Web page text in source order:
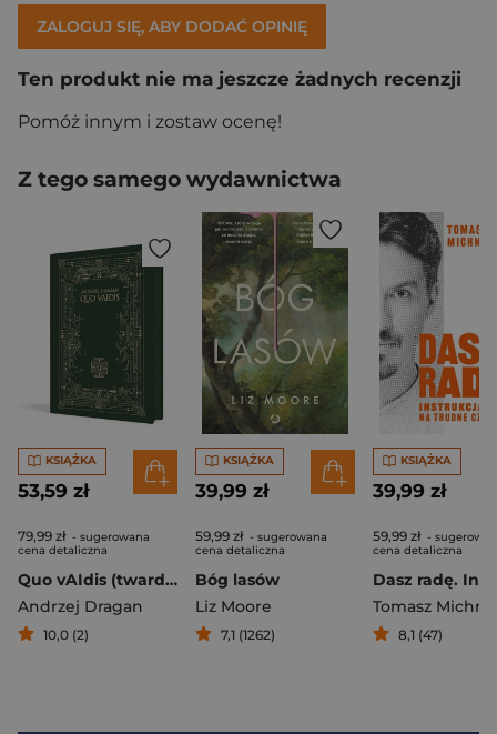
ZALOGUJ SIĘ, ABY DODAĆ OPINIĘ
Ten produkt nie ma jeszcze żadnych recenzji
Pomóż innym i zostaw ocenę!
Z tego samego wydawnictwa
KSIĄŻKA
53,59 zł
79,99 zł - sugerowana
cena detaliczna
Quo vAIdis (twarda oprawa)
Andrzej Dragan
10,0 (2)
KSIĄŻKA
39,99 zł
59,99 zł - sugerowana
cena detaliczna
Bóg lasów
Liz Moore
7,1 (1262)
KSIĄŻKA
39,99 zł
59,99 zł -
cena detaliczna
8,1 (47)